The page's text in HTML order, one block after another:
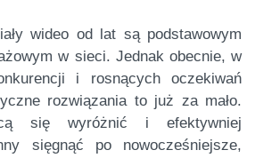
wideo od lat są podstawowym
w sieci. Jednak obecnie, w
i rosnących oczekiwań
rozwiązania to już za mało.
się wyróżnić i efektywniej
sięgnąć po nowocześniejsze,